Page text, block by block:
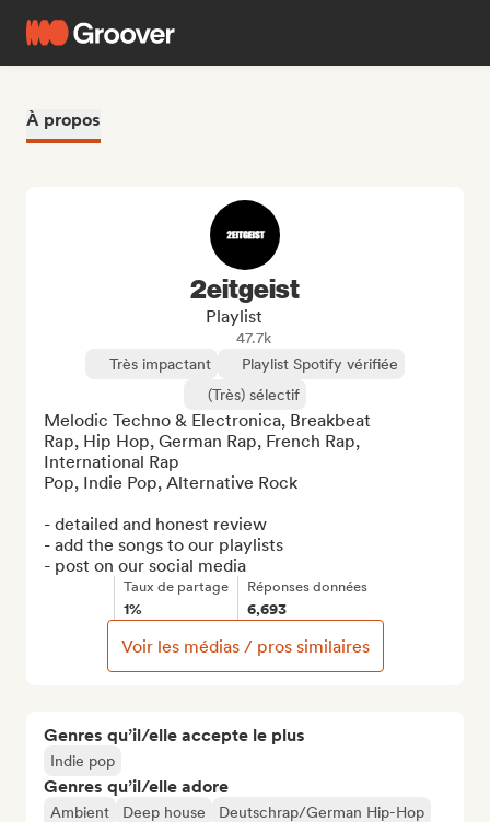
À propos
Genres qu’il/elle accepte le plus
Indie pop
Genres qu’il/elle adore
Ambient Deep house
Deutschrap/German Hip-Hop
2eitgeist
Playlist
47.7k
Très impactant
Playlist Spotify vérifiée
(Très) sélectif
Melodic Techno & Electronica, Breakbeat
Rap, Hip Hop, German Rap, French Rap,
International Rap
Pop, Indie Pop, Alternative Rock
- detailed and honest review
- add the songs to our playlists
- post on our social media
Taux de partage
1%
Réponses données
6,693
Voir les médias / pros similaires